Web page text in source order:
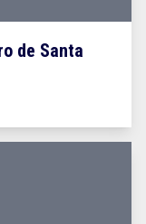
de Santa